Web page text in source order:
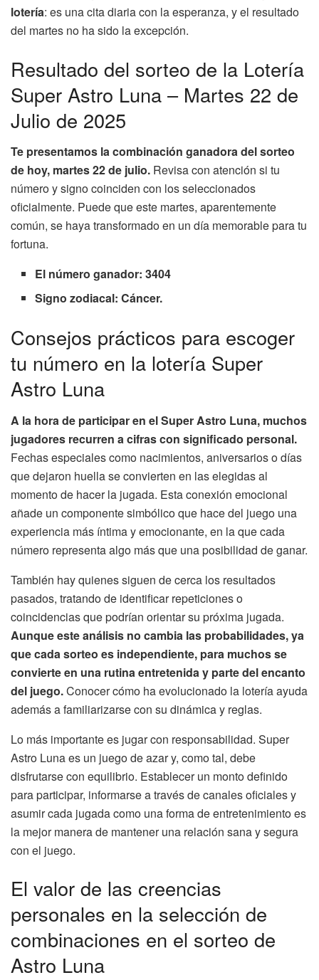
lotería: es una cita diaria con la esperanza, y el resultado
del martes no ha sido la excepción.
Resultado del sorteo de la Lotería
Super Astro Luna – Martes 22 de
Julio de 2025
Te presentamos la combinación ganadora del sorteo
de hoy, martes 22 de julio. Revisa con atención si tu
número y signo coinciden con los seleccionados
oficialmente. Puede que este martes, aparentemente
común, se haya transformado en un día memorable para tu
fortuna.
El número ganador: 3404
Signo zodiacal: Cáncer.
Consejos prácticos para escoger
tu número en la lotería Super
Astro Luna
A la hora de participar en el Super Astro Luna, muchos
jugadores recurren a cifras con significado personal.
Fechas especiales como nacimientos, aniversarios o días
que dejaron huella se convierten en las elegidas al
momento de hacer la jugada. Esta conexión emocional
añade un componente simbólico que hace del juego una
experiencia más íntima y emocionante, en la que cada
número representa algo más que una posibilidad de ganar.
También hay quienes siguen de cerca los resultados
pasados, tratando de identificar repeticiones o
coincidencias que podrían orientar su próxima jugada.
Aunque este análisis no cambia las probabilidades, ya
que cada sorteo es independiente, para muchos se
convierte en una rutina entretenida y parte del encanto
del juego.Conocer cómo ha evolucionado la lotería ayuda
además a familiarizarse con su dinámica y reglas.
Lo más importante es jugar con responsabilidad. Super
Astro Luna es un juego de azar y, como tal, debe
disfrutarse con equilibrio. Establecer un monto definido
para participar, informarse a través de canales oficiales y
asumir cada jugada como una forma de entretenimiento es
la mejor manera de mantener una relación sana y segura
con el juego.
El valor de las creencias
personales en la selección de
combinaciones en el sorteo de
Astro Luna